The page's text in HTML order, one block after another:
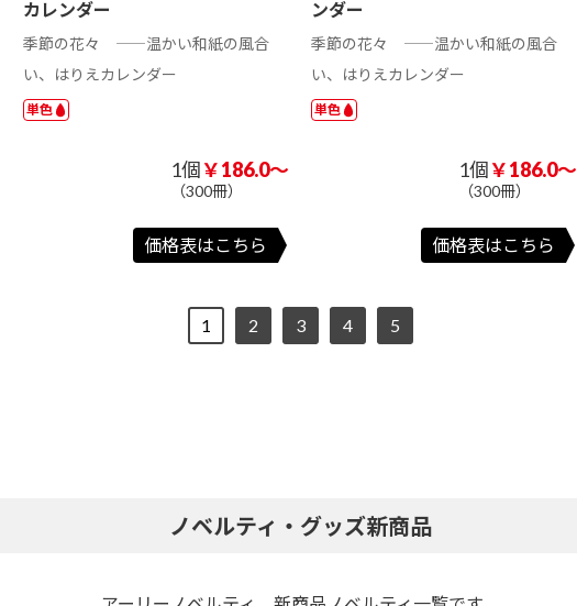
カレンダー
季節の花々 ――温かい和紙の風合
い、はりえカレンダー
単色
1個￥186.0～
（300冊）
価格表はこちら
ンダー
季節の花々 ――温かい和紙の風合
い、はりえカレンダー
単色
1個￥186.0～
（300冊）
価格表はこちら
1 2 3 4 5
ノベルティ・グッズ新商品